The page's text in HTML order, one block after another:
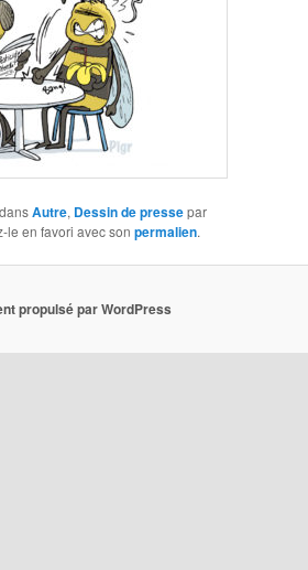
Autre, Dessin de pressepar
le en favori avec sonpermalien.
propulsé par WordPress